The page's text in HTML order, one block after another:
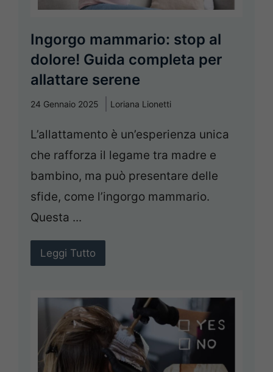
Ingorgo mammario: stop al
dolore! Guida completa per
allattare serene
24 Gennaio 2025 Loriana Lionetti
L’allattamento è un’esperienza unica
che rafforza il legame tra madre e
bambino, ma può presentare delle
sfide, come l’ingorgo mammario.
Questa ...
Leggi Tutto